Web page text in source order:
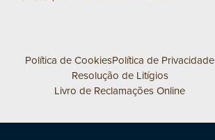
Política de CookiesPolítica de Privacidade
Resolução de Litígios
Livro de Reclamações Online